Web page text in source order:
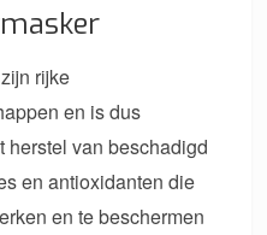
rijke
en is dus
herstel van beschadigd
en antioxidanten die
en te beschermen